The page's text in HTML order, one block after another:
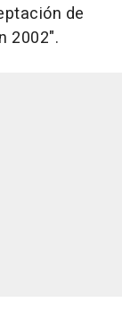
de
2002".